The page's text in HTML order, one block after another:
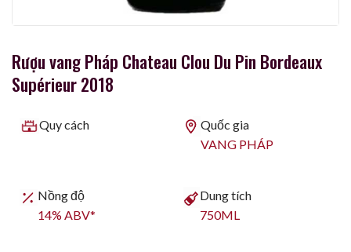
Rượu vang Pháp Chateau Clou Du Pin Bordeaux
Supérieur 2018
Quy cách
Quốc gia
VANG PHÁP
Nồng độ
14% ABV*
Dung tích
750ML